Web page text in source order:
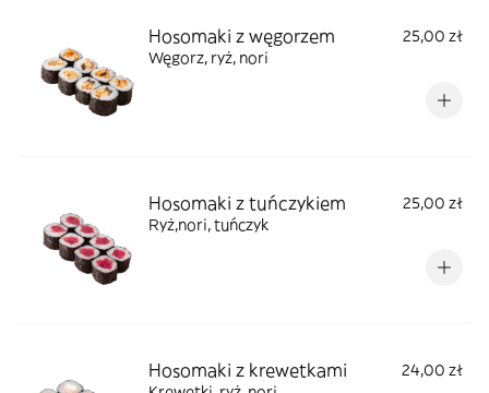
Hosomaki z węgorzem
25,00 zł
Węgorz, ryż, nori
Hosomaki z tuńczykiem
25,00 zł
Ryż,nori, tuńczyk
Hosomaki z krewetkami
24,00 zł